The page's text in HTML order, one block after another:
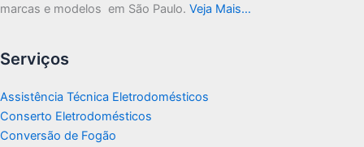
marcas e modelos em São Paulo. Veja Mais…
Serviços
Assistência Técnica Eletrodomésticos
Conserto Eletrodomésticos
Conversão de Fogão